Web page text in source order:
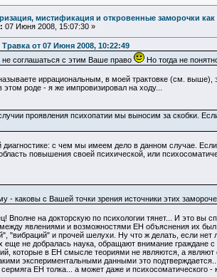
мистификация и откровенные заморочки как
07 Июня 2008, 15:07:30 »
от 07 Июня 2008, 10:22:49
не соглашаться с этим Ваше право
Но тогда не
иррациональным, в моей трактовке (см. выше),
этом роде - я же импровизировал на ходу...
проявления психопатии мы выносим за скобки.
диагностике: с чем мы имеем дело в данном случае.
повышения своей психической, или
- каковы с Вашей точки зрения источники этих
Вполне на докторскую по психологии тянет... И это вы
явлениями и возможностями ЕН объяснения их
"вибраций" и прочей шелухи. Ну что ж делать, если
еще не добралась наука, обращают внимание граждане
которые в ЕН смысле теориями не являются, а
экспериментальными данными это
ЕН толка... а может даже и психосоматического -